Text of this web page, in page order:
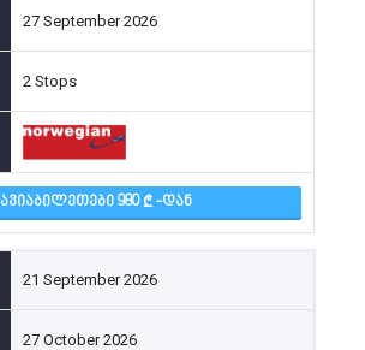
27 September 2026
2 Stops
ᲐᲕᲘᲐᲑᲘᲚᲔᲗᲔᲑᲘ 980 -ᲓᲐᲜ
21 September 2026
27 October 2026